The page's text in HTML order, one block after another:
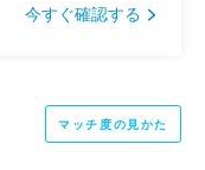
今すぐ確認する
マッチ度の見かた